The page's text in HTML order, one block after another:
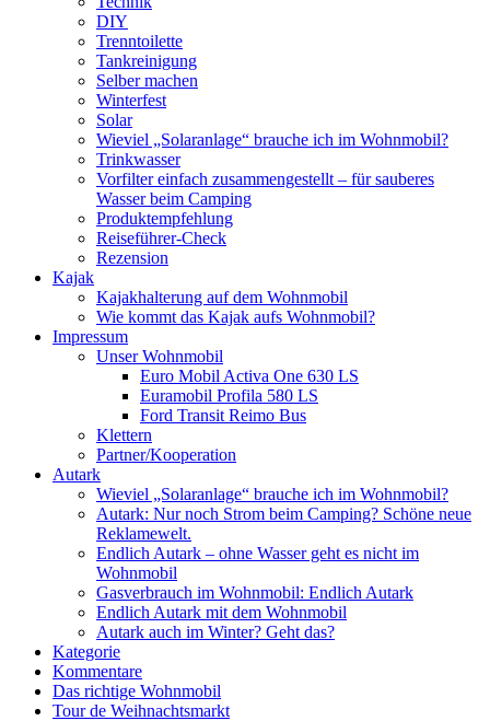
DIY
Trenntoilette
Tankreinigung
Selber machen
Winterfest
Solar
Wieviel „Solaranlage“ brauche ich im Wohnmobil?
Trinkwasser
Vorfilter einfach zusammengestellt – für sauberes
Wasser beim Camping
Produktempfehlung
Reiseführer-Check
Rezension
Kajak
Kajakhalterung auf dem Wohnmobil
Wie kommt das Kajak aufs Wohnmobil?
Impressum
Unser Wohnmobil
Euro Mobil Activa One 630 LS
Euramobil Profila 580 LS
Ford Transit Reimo Bus
Klettern
Partner/Kooperation
Autark
Wieviel „Solaranlage“ brauche ich im Wohnmobil?
Autark: Nur noch Strom beim Camping? Schöne neue
Reklamewelt.
Endlich Autark – ohne Wasser geht es nicht im
Wohnmobil
Gasverbrauch im Wohnmobil: Endlich Autark
Endlich Autark mit dem Wohnmobil
Autark auch im Winter? Geht das?
Kategorie
Kommentare
Das richtige Wohnmobil
Tour de Weihnachtsmarkt